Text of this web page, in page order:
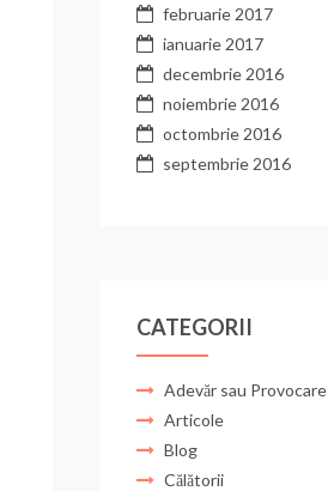
februarie 2017
ianuarie 2017
decembrie 2016
noiembrie 2016
octombrie 2016
septembrie 2016
CATEGORII
Adevăr sau Provocare
Articole
Blog
Călătorii